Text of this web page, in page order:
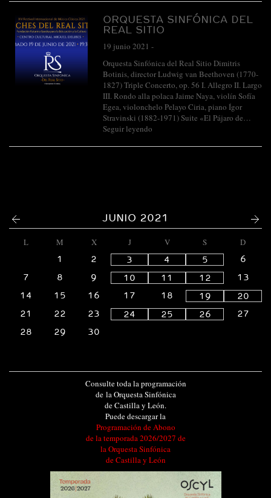
ORQUESTA SINFÓNICA DEL
REAL SITIO
19 junio 2021 -
Orquesta Sinfónica del Real Sitio Dimitris
Botinis, director Ludwig van Beethoven (1770-
1827) Triple Concerto, op. 56 I. Allegro II. Largo
III. Rondo alla polaca Jaime Naya, violín Sofía
Egea, violonchelo Pelayo Ciria, piano Ígor
Stravinski (1882-1971) Suite «El Pájaro de…
Seguir leyendo
JUNIO 2021
L M X J V S
D
1
2 3 4 5
6
7
8 9 10 11 12
13
14
15 16 17 18 19
20
21
22 23 24 25 26
27
28
29 30
Consulte toda la programación
de la Orquesta Sinfónica
de Castilla y León.
Puede descargar la
Programación de Abono
de la temporada 2026/2027 de
la Orquesta Sinfónica
de Castilla y León